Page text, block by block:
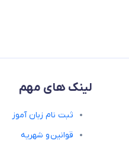
لینک های مهم
ثبت نام زبان آموز
قوانین و شهریه